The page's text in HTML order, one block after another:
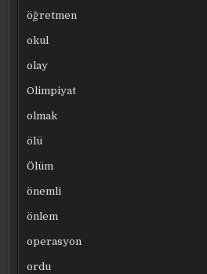
öğretmen
okul
olay
Olimpiyat
olmak
ölü
Ölüm
önemli
önlem
operasyon
ordu